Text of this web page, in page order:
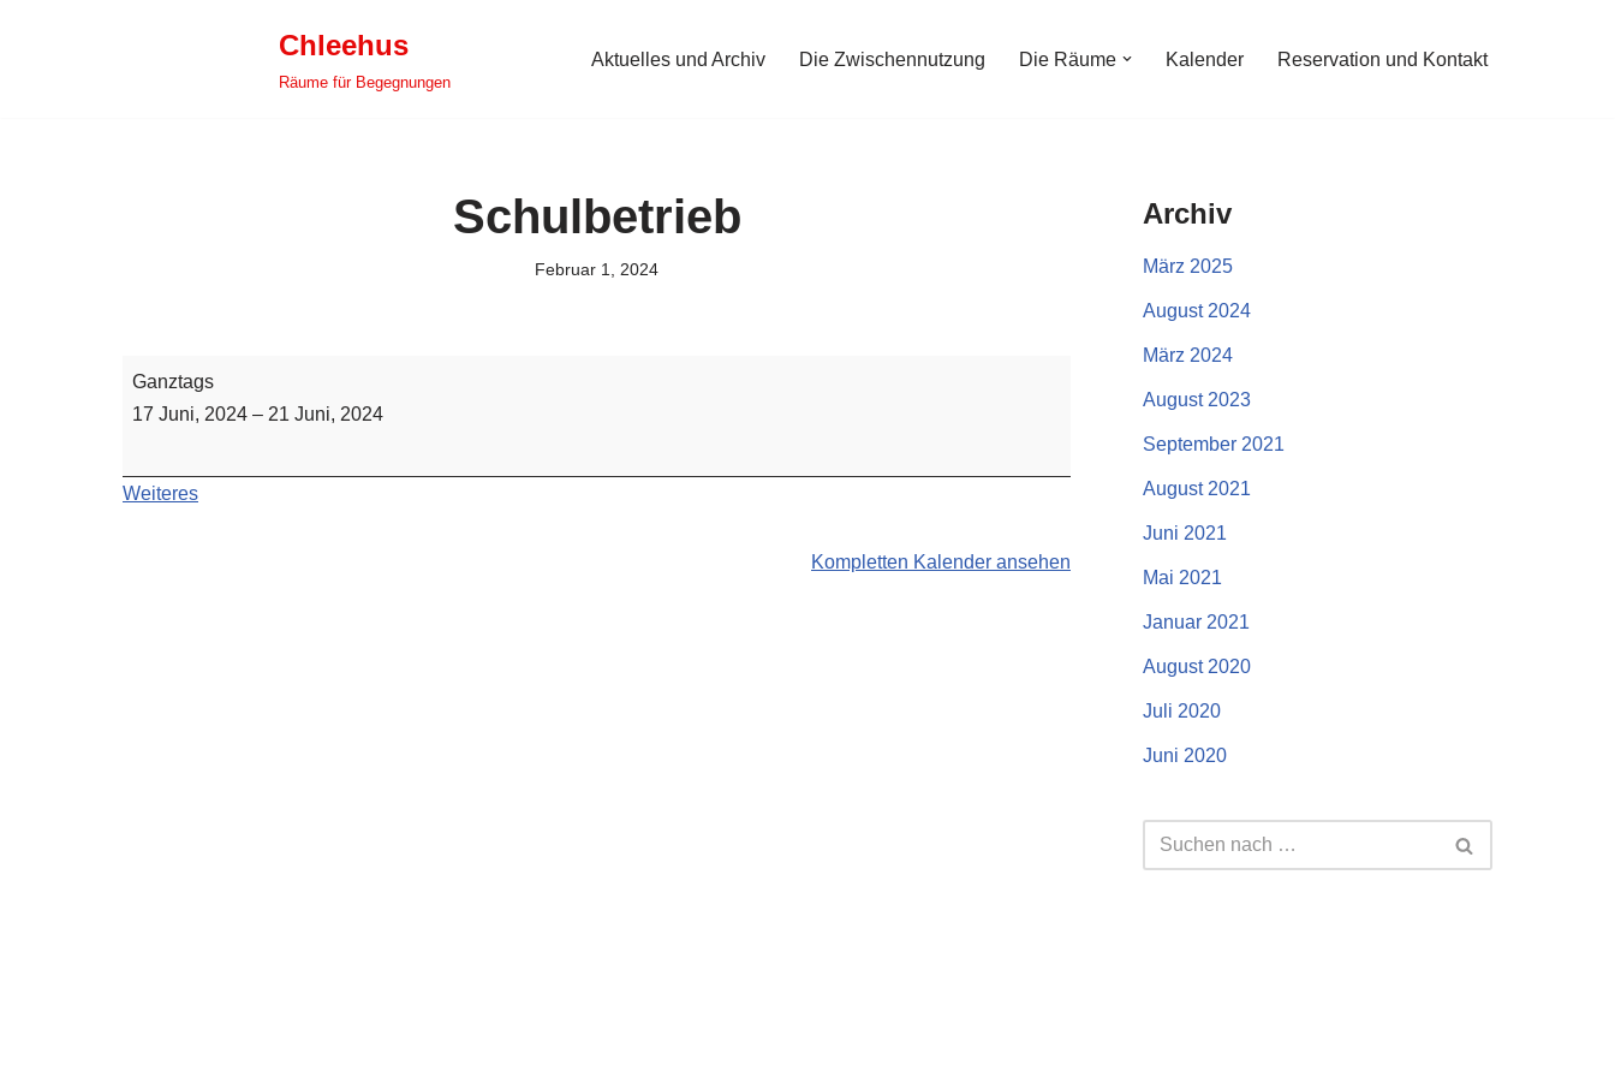
Chleehus
Räume für Begegnungen
Aktuelles und Archiv Die Zwischennutzung Die Räume Kalender Reservation und Kontakt
Schulbetrieb
Februar 1, 2024
Ganztags
17 Juni, 2024 – 21 Juni, 2024
Weiteres
Kompletten Kalender ansehen
Archiv
März 2025
August 2024
März 2024
August 2023
September 2021
August 2021
Juni 2021
Mai 2021
Januar 2021
August 2020
Juli 2020
Juni 2020